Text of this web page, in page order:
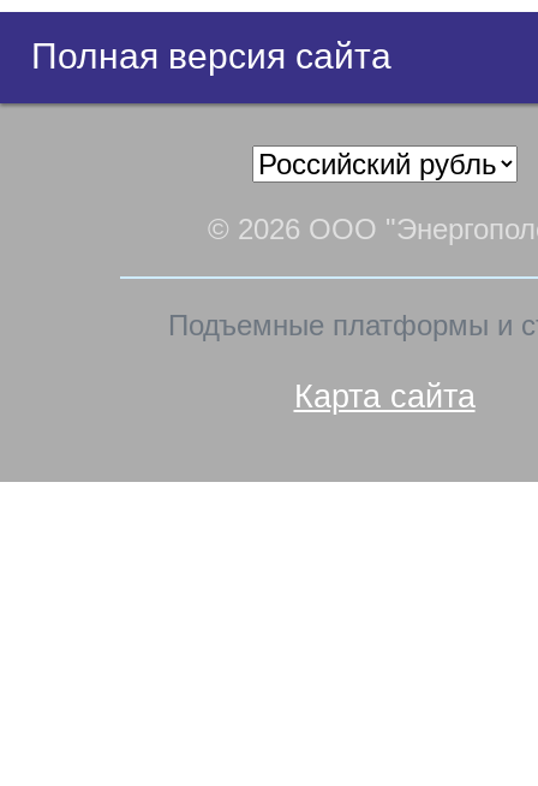
Полная версия сайта
© 2026 ООО
Подъемные платформы и
Карта сайта